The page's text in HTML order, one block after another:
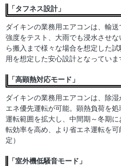
「タフネス設計」
ダイキンの業務用エアコンは、輸
強度をテスト、大雨でも浸水させ
ら搬入まで様々な場合を想定した
用を想定した安心設計となっていま
「高顕熱対応モード」
ダイキンの業務用エアコンは、除
エネ優先運転が可能。顕熱負荷を
運転範囲を拡大し、中間期～冬期
転効率を高め、より省エネ運転を
定）
「室外機低騒音モード」